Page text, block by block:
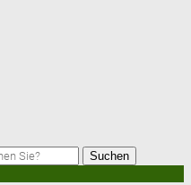
Suchen